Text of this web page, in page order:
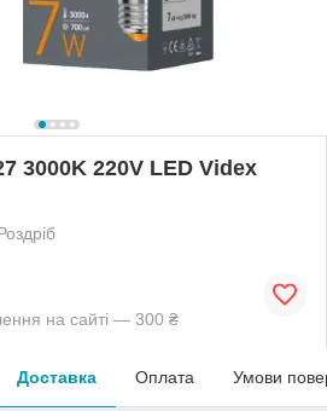
3000K 220V LED Videx
на сайті — 300 ₴
Доставка Оплата Умови